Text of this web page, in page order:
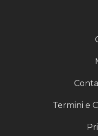
Termini e